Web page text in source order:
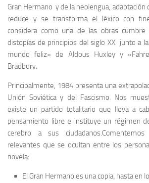
Gran Hermano y de la neolengua, adaptación
reduce y se transforma el léxico con
considera como una de las obras
distopías de principios del siglo XX junto a
mundo feliz» de Aldous Huxley y
Bradbury.
Principalmente, 1984 presenta una
Unión Soviética y del Fascismo. Nos
existe un partido totalitario que lleva a
pensamiento libre e instituye un régimen
cerebro a sus
relevantes que se ocultan entre los
novela:
El Gran Hermano es una copia, hasta en